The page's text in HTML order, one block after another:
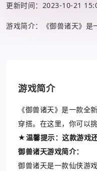
更新时间：2023-10-21
游戏简介：《御兽诸天》是
游戏简介
《御兽诸天》是一款全
穿搭。在这里，你可以
★温馨提示：这款游戏
御兽诸天游戏简介：
御兽诸天是一款仙侠游